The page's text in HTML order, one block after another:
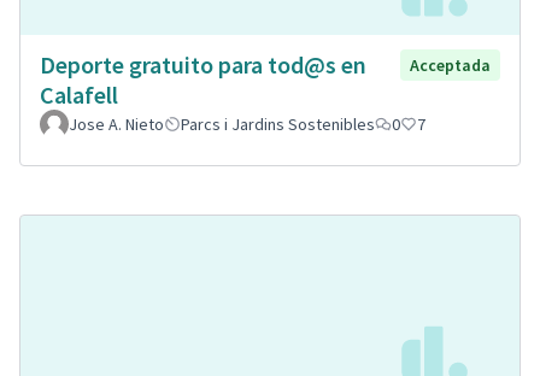
Deporte gratuito para tod@s en
Calafell
Acceptada
Jose A. Nieto Parcs i Jardins Sostenibles 0 7